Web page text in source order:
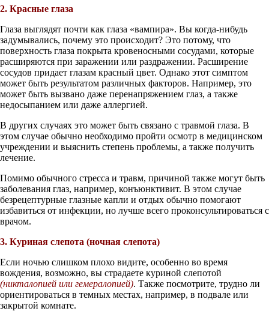
2. Красные глаза
Глаза выглядят почти как глаза «вампира». Вы когда-нибудь
задумывались, почему это происходит? Это потому, что
поверхность глаза покрыта кровеносными сосудами, которые
расширяются при заражении или раздражении. Расширение
сосудов придает глазам красный цвет. Однако этот симптом
может быть результатом различных факторов. Например, это
может быть вызвано даже перенапряжением глаз, а также
недосыпанием или даже аллергией.
В других случаях это может быть связано с травмой глаза. В
этом случае обычно необходимо пройти осмотр в медицинском
учреждении и выяснить степень проблемы, а также получить
лечение.
Помимо обычного стресса и травм, причиной также могут быть
заболевания глаз, например, конъюнктивит. В этом случае
безрецептурные глазные капли и отдых обычно помогают
избавиться от инфекции, но лучше всего проконсультироваться с
врачом.
3. Куриная слепота (ночная слепота)
Если ночью слишком плохо видите, особенно во время
вождения, возможно, вы страдаете куриной слепотой
(никталопией или гемералопией). Также посмотрите, трудно ли
ориентироваться в темных местах, например, в подвале или
закрытой комнате.